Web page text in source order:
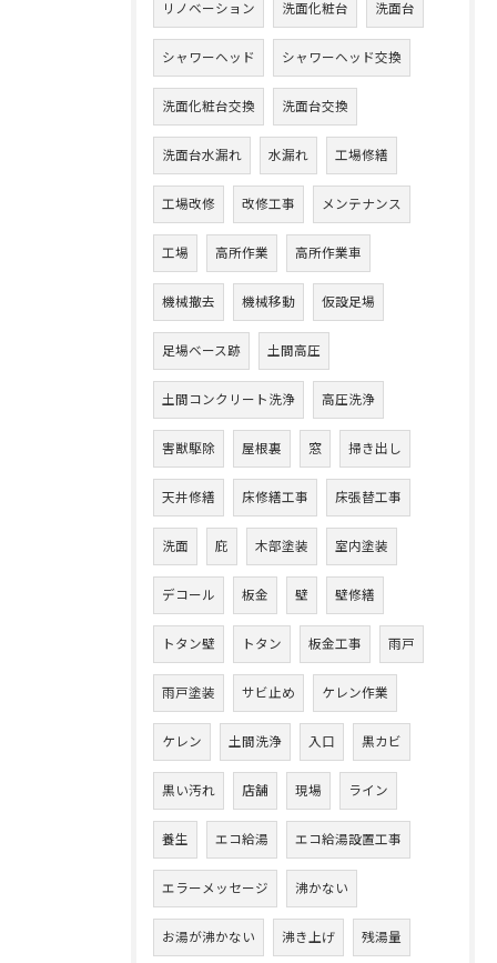
リノベーション 洗面化粧台 洗面台
シャワーヘッド シャワーヘッド交換
洗面化粧台交換 洗面台交換
洗面台水漏れ 水漏れ 工場修繕
工場改修 改修工事 メンテナンス
工場 高所作業 高所作業車
機械撤去 機械移動 仮設足場
足場ベース跡 土間高圧
土間コンクリート洗浄 高圧洗浄
害獣駆除 屋根裏 窓 掃き出し
天井修繕 床修繕工事 床張替工事
洗面 庇 木部塗装 室内塗装
デコール 板金 壁 壁修繕
トタン壁 トタン 板金工事 雨戸
雨戸塗装 サビ止め ケレン作業
ケレン 土間洗浄 入口 黒カビ
黒い汚れ 店舗 現場 ライン
養生 エコ給湯 エコ給湯設置工事
エラーメッセージ 沸かない
お湯が沸かない 沸き上げ 残湯量